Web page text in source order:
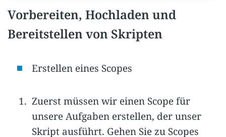
Vorbereiten, Hochladen und
Bereitstellen von Skripten
Erstellen eines Scopes
Zuerst müssen wir einen Scope für
unsere Aufgaben erstellen, der unser
Skript ausführt. Gehen Sie zu Scopes